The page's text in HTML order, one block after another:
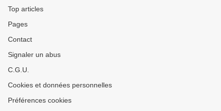
Top articles
Pages
Contact
Signaler un abus
C.G.U.
Cookies et données personnelles
Préférences cookies